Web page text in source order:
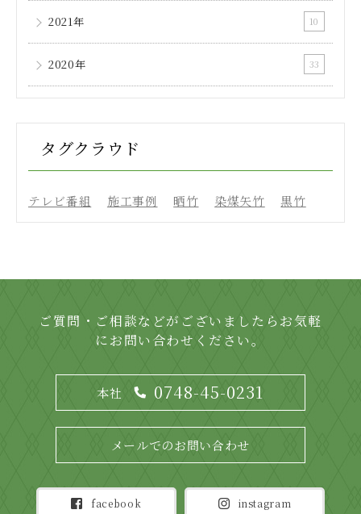
2021年 10
2020年 33
タグクラウド
テレビ番組 施工事例 晒竹 染煤矢竹 黒竹
ご質問・ご相談などがございましたらお気軽
にお問い合わせください。
本社 0748-45-0231
メールでのお問い合わせ
facebook instagram